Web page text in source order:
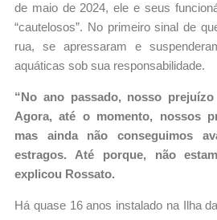
de maio de 2024, ele e seus
“cautelosos”. No primeiro sinal de
rua, se apressaram e
aquáticas sob sua responsabilidade.
“No ano passado, nosso
Agora, até o momento, nossos
mas ainda não conseguimos
estragos. Até porque, não
explicou Rossato.
Há quase 16 anos instalado na Ilha